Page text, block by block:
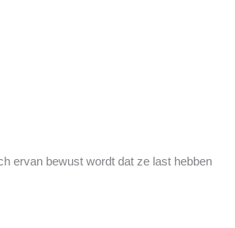
ervan bewust wordt dat ze last hebben